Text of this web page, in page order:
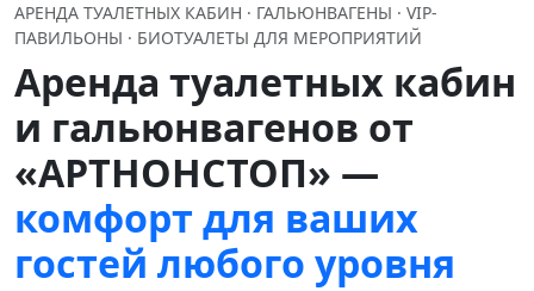
АРЕНДА ТУАЛЕТНЫХ КАБИН · ГАЛЬЮНВАГЕНЫ · VIP-
ПАВИЛЬОНЫ · БИОТУАЛЕТЫ ДЛЯ МЕРОПРИЯТИЙ
Аренда туалетных кабин
и гальюнвагенов от
«АРТНОНСТОП» —
комфорт для ваших
гостей любого уровня